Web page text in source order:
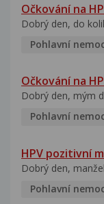
Očkování na
Dobrý den, do
Pohlavní
Očkování na
Dobrý den, mým
Pohlavní
HPV pozitivní
Dobrý den,
Pohlavní